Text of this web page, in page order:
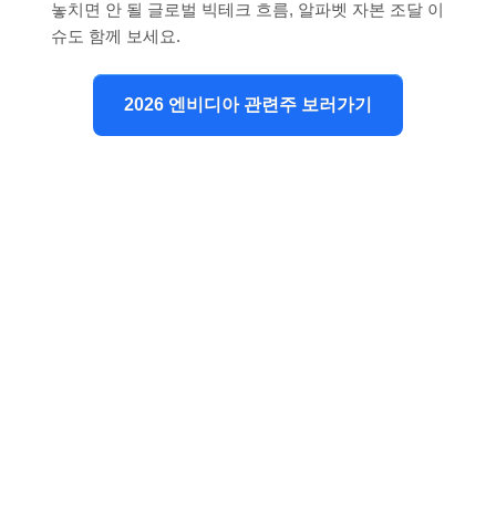
놓치면 안 될 글로벌 빅테크 흐름, 알파벳 자본 조달 이
슈도 함께 보세요.
2026 엔비디아 관련주 보러가기